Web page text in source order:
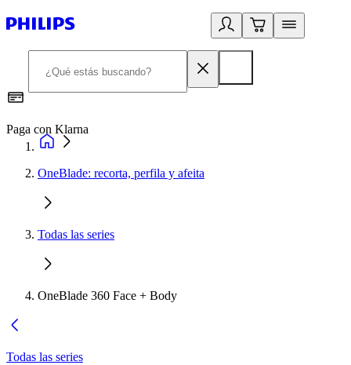
Paga con Klarna
OneBlade: recorta, perfila y afeita
Todas las series
OneBlade 360 Face + Body
Todas las series